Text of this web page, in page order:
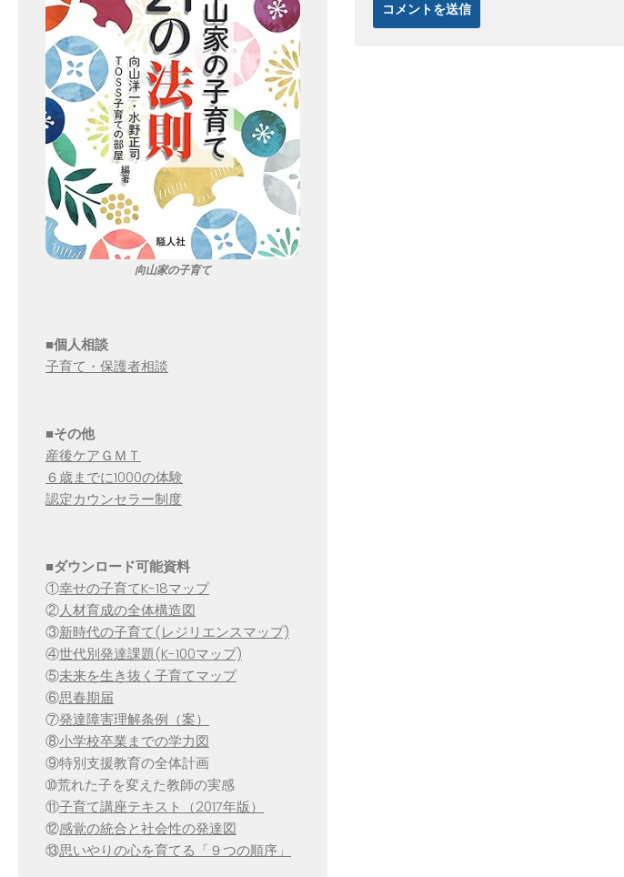
向山家の子育て
■個人相談
子育て・保護者相談
■その他
産後ケアＧＭＴ
６歳までに1000の体験
認定カウンセラー制度
■ダウンロード可能資料
①幸せの子育てK-18マップ
②人材育成の全体構造図
③新時代の子育て(レジリエンスマップ)
④世代別発達課題(K-100マップ)
⑤未来を生き抜く子育てマップ
⑥思春期届
⑦発達障害理解条例（案）
⑧小学校卒業までの学力図
⑨特別支援教育の全体計画
➉荒れた子を変えた教師の実感
⑪子育て講座テキスト（2017年版）
⑫感覚の統合と社会性の発達図
⑬思いやりの心を育てる「９つの順序」